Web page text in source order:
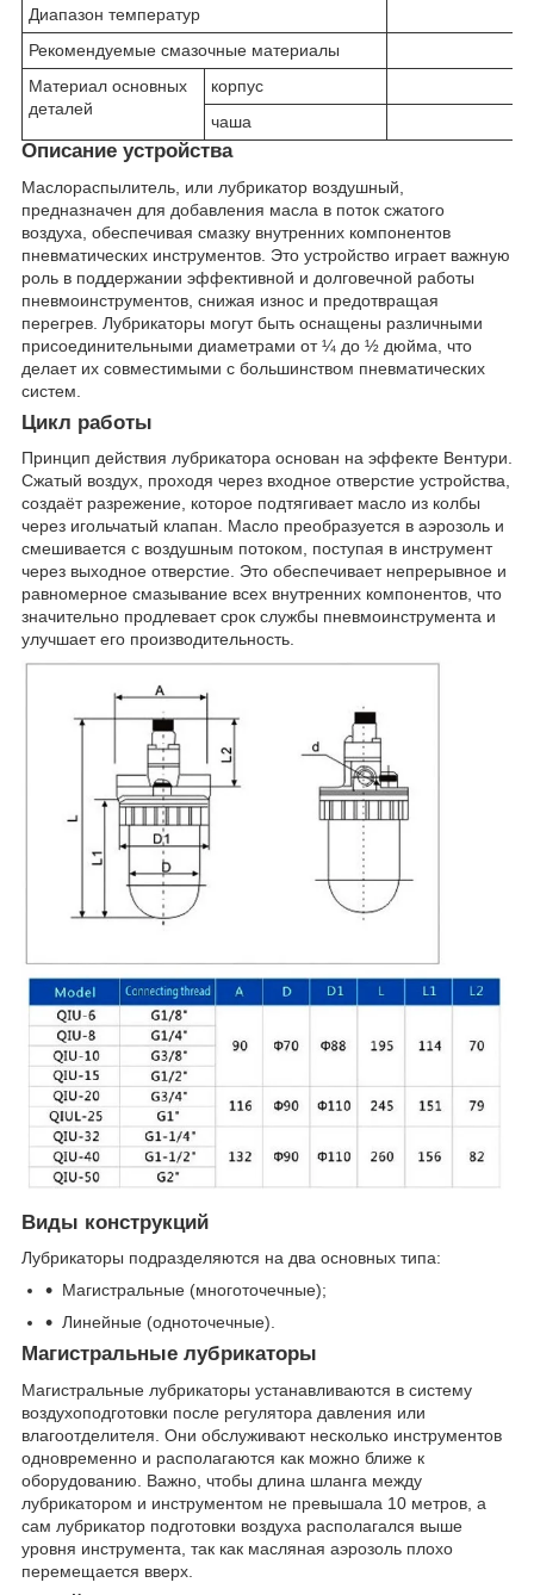
Диапазон температур
Рекомендуемые смазочные материалы
Материал основных
деталей
корпус
чаша
Описание устройства
Маслораспылитель, или лубрикатор воздушный,
предназначен для добавления масла в поток сжатого
воздуха, обеспечивая смазку внутренних компонентов
пневматических инструментов. Это устройство играет важную
роль в поддержании эффективной и долговечной работы
пневмоинструментов, снижая износ и предотвращая
перегрев. Лубрикаторы могут быть оснащены различными
присоединительными диаметрами от ¼ до ½ дюйма, что
делает их совместимыми с большинством пневматических
систем.
Цикл работы
Принцип действия лубрикатора основан на эффекте Вентури.
Сжатый воздух, проходя через входное отверстие устройства,
создаёт разрежение, которое подтягивает масло из колбы
через игольчатый клапан. Масло преобразуется в аэрозоль и
смешивается с воздушным потоком, поступая в инструмент
через выходное отверстие. Это обеспечивает непрерывное и
равномерное смазывание всех внутренних компонентов, что
значительно продлевает срок службы пневмоинструмента и
улучшает его производительность.
Виды конструкций
Лубрикаторы подразделяются на два основных типа:
Магистральные (многоточечные);
Линейные (одноточечные).
Магистральные лубрикаторы
Магистральные лубрикаторы устанавливаются в систему
воздухоподготовки после регулятора давления или
влагоотделителя. Они обслуживают несколько инструментов
одновременно и располагаются как можно ближе к
оборудованию. Важно, чтобы длина шланга между
лубрикатором и инструментом не превышала 10 метров, а
сам лубрикатор подготовки воздуха располагался выше
уровня инструмента, так как масляная аэрозоль плохо
перемещается вверх.